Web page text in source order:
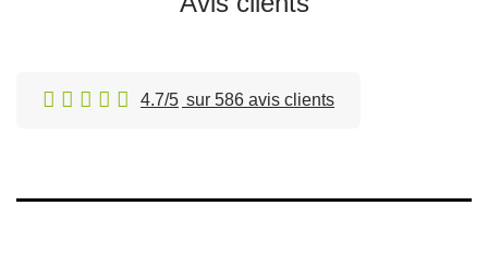
4.7/5 sur 586 avis clients